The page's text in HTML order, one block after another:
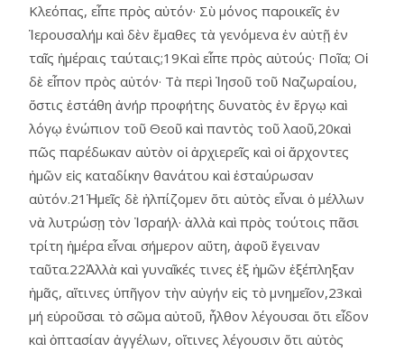
Κλεόπας, εἶπε πρὸς αὐτόν· Σὺ μόνος παροικεῖς ἐν
Ἱερουσαλήμ καὶ δὲν ἔμαθες τὰ γενόμενα ἐν αὐτῇ ἐν
ταῖς ἡμέραις ταύταις;19Καὶ εἶπε πρὸς αὐτούς· Ποῖα; Οἱ
δὲ εἶπον πρὸς αὐτόν· Τὰ περὶ Ἰησοῦ τοῦ Ναζωραίου,
ὅστις ἐστάθη ἀνήρ προφήτης δυνατὸς ἐν ἔργῳ καὶ
λόγῳ ἐνώπιον τοῦ Θεοῦ καὶ παντὸς τοῦ λαοῦ,20καὶ
πῶς παρέδωκαν αὐτὸν οἱ ἀρχιερεῖς καὶ οἱ ἄρχοντες
ἡμῶν εἰς καταδίκην θανάτου καὶ ἐσταύρωσαν
αὐτόν.21Ἡμεῖς δὲ ἠλπίζομεν ὅτι αὐτὸς εἶναι ὁ μέλλων
νὰ λυτρώσῃ τὸν Ἰσραήλ· ἀλλὰ καὶ πρὸς τούτοις πᾶσι
τρίτη ἡμέρα εἶναι σήμερον αὕτη, ἀφοῦ ἔγειναν
ταῦτα.22Ἀλλὰ καὶ γυναῖκές τινες ἐξ ἡμῶν ἐξέπληξαν
ἡμᾶς, αἵτινες ὑπῆγον τὴν αὐγήν εἰς τὸ μνημεῖον,23καὶ
μή εὑροῦσαι τὸ σῶμα αὐτοῦ, ἦλθον λέγουσαι ὅτι εἶδον
καὶ ὀπτασίαν ἀγγέλων, οἵτινες λέγουσιν ὅτι αὐτὸς